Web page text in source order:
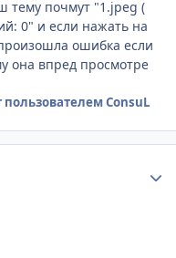
тему почмут "1.jpeg (
0" и если нажать на
ошибка если
она впред просмотре
пользователем ConsuL